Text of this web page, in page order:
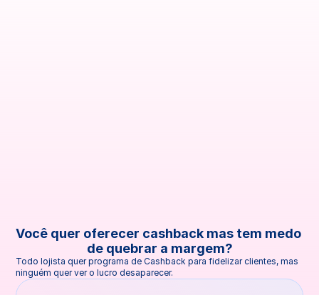
Você quer oferecer cashback mas tem medo
de quebrar a margem?
Todo lojista quer programa de Cashback para fidelizar clientes, mas
ninguém quer ver o lucro desaparecer.